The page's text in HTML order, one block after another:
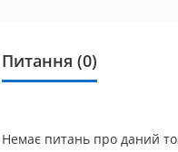
Питання (0)
Немає питань про даний